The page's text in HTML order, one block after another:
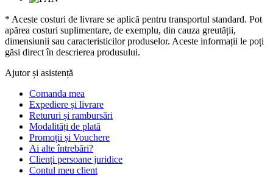
* Aceste costuri de livrare se aplică pentru transportul standard. Pot
apărea costuri suplimentare, de exemplu, din cauza greutății,
dimensiunii sau caracteristicilor produselor. Aceste informații le poți
găsi direct în descrierea produsului.
Ajutor și asistență
Comanda mea
Expediere și livrare
Retururi și rambursări
Modalități de plată
Promoții și Vouchere
Ai alte întrebări?
Clienți persoane juridice
Contul meu client